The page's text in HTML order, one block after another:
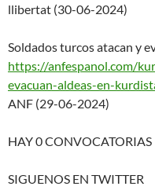
llibertat (30-06-2024)
Soldados turcos atacan y
https://anfespanol.com/
evacuan-aldeas-en-
ANF (29-06-2024)
HAY 0 CONVOCATORIAS
SIGUENOS EN TWITTER